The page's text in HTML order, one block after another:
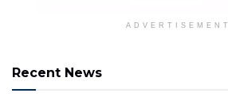
ADVERTISEMENT
Recent News